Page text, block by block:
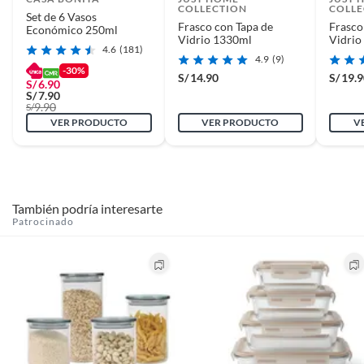
La vida esta llena de momentos y para esos momentos
deberá contar con todos sus accesorios, manuales de uso y con el
empaque original en perfectas condiciones (sin rayas, piquetes,
abolladuras, manchas, etc.).
Set de 6 Vasos
Económico 250ml
4.6 (181)
-30%
S/6.90
S/7.90
S/9.90
VER PRODUCTO
COLLECTION
Frasco con Tapa de
Vidrio 1330ml
4.9 (9)
S/ 14.90
VER PRODUCTO
Vidrio
S/
También podría interesarte
Patrocinado